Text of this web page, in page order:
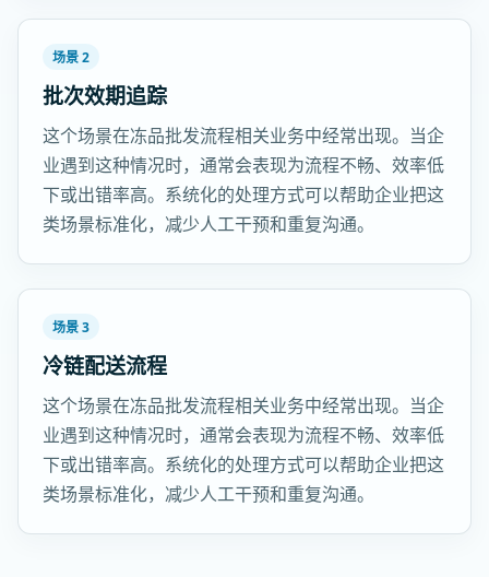
场景 2
批次效期追踪
这个场景在冻品批发流程相关业务中经常出现。当企
业遇到这种情况时，通常会表现为流程不畅、效率低
下或出错率高。系统化的处理方式可以帮助企业把这
类场景标准化，减少人工干预和重复沟通。
场景 3
冷链配送流程
这个场景在冻品批发流程相关业务中经常出现。当企
业遇到这种情况时，通常会表现为流程不畅、效率低
下或出错率高。系统化的处理方式可以帮助企业把这
类场景标准化，减少人工干预和重复沟通。